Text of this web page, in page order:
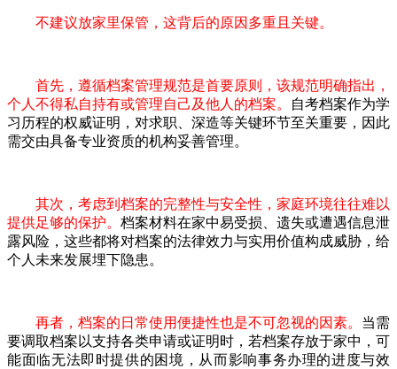
不建议放家里保管，这背后的原因多重且关键。
首先，遵循档案管理规范是首要原则，该规范明确指出，
个人不得私自持有或管理自己及他人的档案。
自考档案作为学
习历程的权威证明，对求职、深造等关键环节至关重要，因此
需交由具备专业资质的机构妥善管理。
其次，考虑到档案的完整性与安全性，家庭环境往往难以
提供足够的保护。 档案材料在家中易受损、遗失或遭遇信息泄
露风险，这些都将对档案的法律效力与实用价值构成威胁，给
个人未来发展埋下隐患。
再者，档案的日常使用便捷性也是不可忽视的因素。 当需
要调取档案以支持各类申请或证明时，若档案存放于家中，可
能面临无法即时提供的困境，从而影响事务办理的进度与效